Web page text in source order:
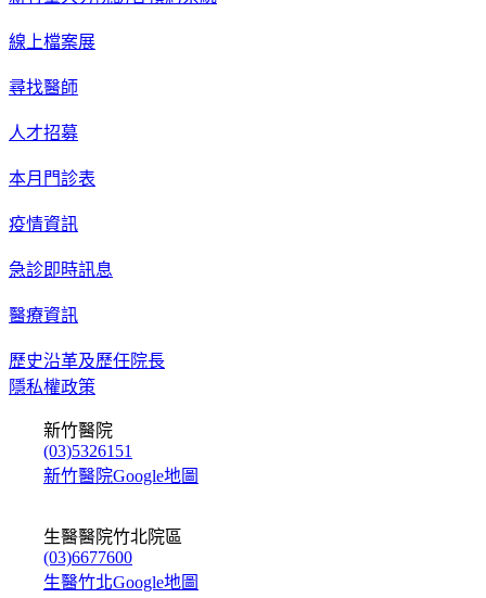
線上檔案展
尋找醫師
人才招募
本月門診表
疫情資訊
急診即時訊息
醫療資訊
歷史沿革及歷任院長
隱私權政策
新竹醫院
(03)5326151
新竹醫院Google地圖
生醫醫院竹北院區
(03)6677600
生醫竹北Google地圖